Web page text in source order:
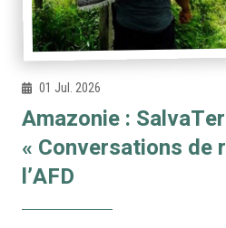
01 Jul. 2026
Amazonie :
« Conversations de
l’AFD